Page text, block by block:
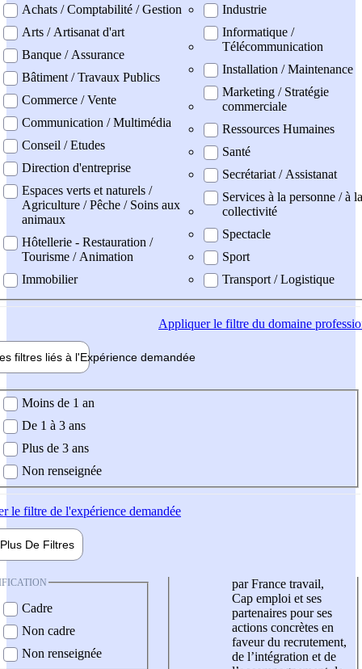
professionel
Achats / Comptabilité / Gestion
Arts / Artisanat d'art
Banque / Assurance
Bâtiment / Travaux Publics
Commerce / Vente
Communication / Multimédia
Conseil / Etudes
Direction d'entreprise
Espaces verts et naturels /
Agriculture / Pêche / Soins aux
animaux
Hôtellerie - Restauration /
Tourisme / Animation
Immobilier
Industrie
Informatique /
Télécommunication
Installation / Maintenance
Marketing / Stratégie
commerciale
Ressources Humaines
Santé
Secrétariat / Assistanat
Services à la personne / à la
collectivité
Spectacle
Sport
Transport / Logistique
Appliquerle filtre du domaine
filtres liés à l'Expérience demandée
demandée
Moins de 1 an
De 1 à 3 ans
Plus de 3 ans
Non renseignée
le filtre de l'expérience demandée
Plus De Filtres
Cadre
Non cadre
Non renseignée
par France travail,
Cap emploi et ses
partenaires pour ses
actions concrètes en
faveur du recrutement,
de l’intégration et de